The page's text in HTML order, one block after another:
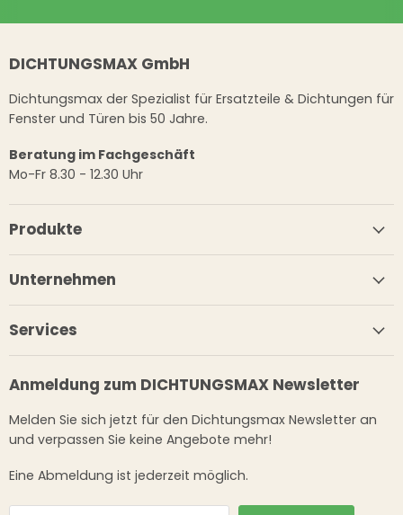
DICHTUNGSMAX GmbH
Dichtungsmax der Spezialist für Ersatzteile & Dichtungen für
Fenster und Türen bis 50 Jahre.
Beratung im Fachgeschäft
Mo-Fr 8.30 - 12.30 Uhr
Produkte
Unternehmen
Services
Anmeldung zum DICHTUNGSMAX Newsletter
Melden Sie sich jetzt für den Dichtungsmax Newsletter an
und verpassen Sie keine Angebote mehr!
Eine Abmeldung ist jederzeit möglich.